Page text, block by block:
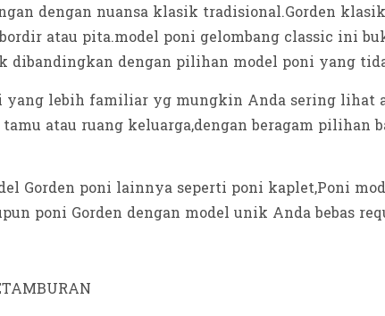
dengan nuansa klasik tradisional.Gorden
atau pita.model poni gelombang classic ini
dibandingkan dengan pilihan model poni yang
yang lebih familiar yg mungkin Anda sering
atau ruang keluarga,dengan beragam
Gorden poni lainnya seperti poni kaplet,Poni
poni Gorden dengan model unik Anda bebas